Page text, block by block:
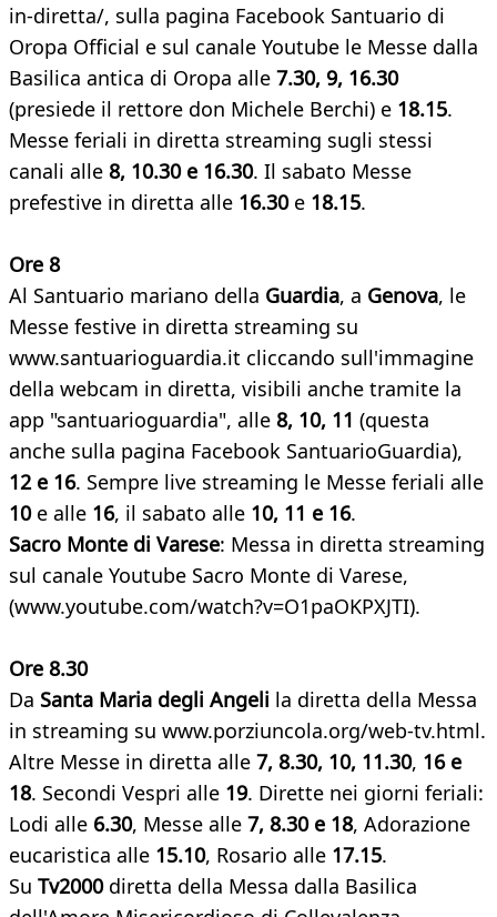
in-diretta/, sulla pagina Facebook Santuario di
Oropa Official e sul canale Youtube le Messe dalla
Basilica antica di Oropa alle 7.30, 9, 16.30
(presiede il rettore don Michele Berchi) e 18.15.
Messe feriali in diretta streaming sugli stessi
canali alle 8, 10.30 e 16.30. Il sabato Messe
prefestive in diretta alle 16.30 e 18.15.
Ore 8
Al Santuario mariano della Guardia, a Genova, le
Messe festive in diretta streaming su
www.santuarioguardia.it cliccando sull'immagine
della webcam in diretta, visibili anche tramite la
app "santuarioguardia", alle 8, 10, 11 (questa
anche sulla pagina Facebook SantuarioGuardia),
12 e 16. Sempre live streaming le Messe feriali alle
10e alle 16, il sabato alle 10, 11 e 16.
Sacro Monte di Varese: Messa in diretta streaming
sul canale Youtube Sacro Monte di Varese,
(www.youtube.com/watch?v=O1paOKPXJTI).
Ore 8.30
Da Santa Maria degli Angeli la diretta della Messa
in streaming su www.porziuncola.org/web-tv.html.
Altre Messe in diretta alle 7, 8.30, 10, 11.30, 16 e
18. Secondi Vespri alle 19. Dirette nei giorni feriali:
Lodi alle 6.30, Messe alle 7, 8.30 e 18, Adorazione
eucaristica alle 15.10, Rosario alle 17.15.
Su Tv2000diretta della Messa dalla Basilica